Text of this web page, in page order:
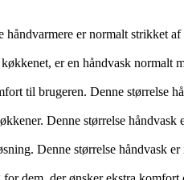
er normalt strikket
er en håndvask normalt
til brugeren. Denne størrelse
Denne størrelse
Denne størrelse håndvask